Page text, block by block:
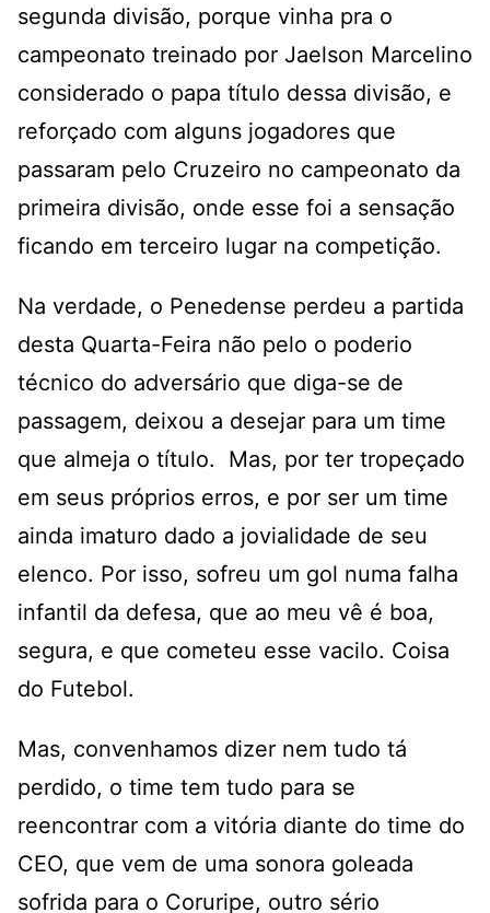
segunda divisão, porque vinha pra o
campeonato treinado por Jaelson Marcelino
considerado o papa título dessa divisão, e
reforçado com alguns jogadores que
passaram pelo Cruzeiro no campeonato da
primeira divisão, onde esse foi a sensação
ficando em terceiro lugar na competição.
Na verdade, o Penedense perdeu a partida
desta Quarta-Feira não pelo o poderio
técnico do adversário que diga-se de
passagem, deixou a desejar para um time
que almeja o título. Mas, por ter tropeçado
em seus próprios erros, e por ser um time
ainda imaturo dado a jovialidade de seu
elenco. Por isso, sofreu um gol numa falha
infantil da defesa, que ao meu vê é boa,
segura, e que cometeu esse vacilo. Coisa
do Futebol.
Mas, convenhamos dizer nem tudo tá
perdido, o time tem tudo para se
reencontrar com a vitória diante do time do
CEO, que vem de uma sonora goleada
sofrida para o Coruripe, outro sério